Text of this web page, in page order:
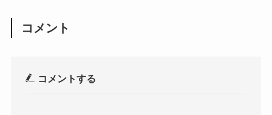
コメント
コメントする